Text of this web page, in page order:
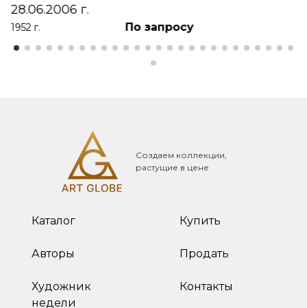
28.06.2006 г.
1952 г. По запросу
Создаем коллекции,
растущие в цене
Каталог
Авторы
Художник
недели
Купить
Продать
Контакты